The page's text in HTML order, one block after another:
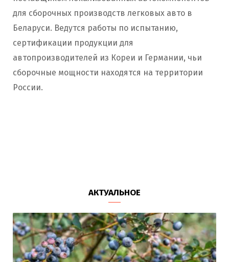
для сборочных производств легковых авто в
Беларуси. Ведутся работы по испытанию,
сертификации продукции для
автопроизводителей из Кореи и Германии, чьи
сборочные мощности находятся на территории
России.
АКТУАЛЬНОЕ